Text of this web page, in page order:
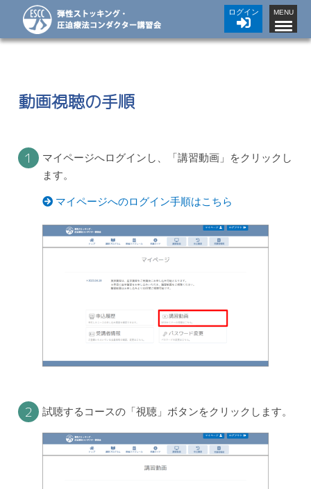
MENU
ログイン
動画視聴の手順
１
マイページへログインし、「講習動画」をクリックし
ます。
マイページへのログイン手順はこちら
２ 試聴するコースの「視聴」ボタンをクリックします。